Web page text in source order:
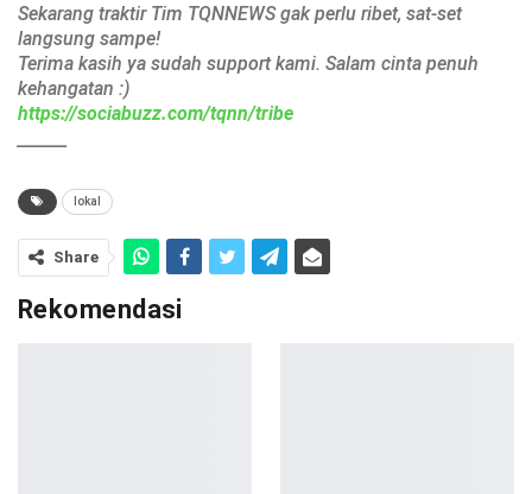
Sekarang traktir Tim TQNNEWS gak perlu ribet, sat-set
langsung sampe!
Terima kasih ya sudah support kami. Salam cinta penuh
kehangatan :)
https://sociabuzz.com/tqnn/tribe
lokal
Share
Rekomendasi